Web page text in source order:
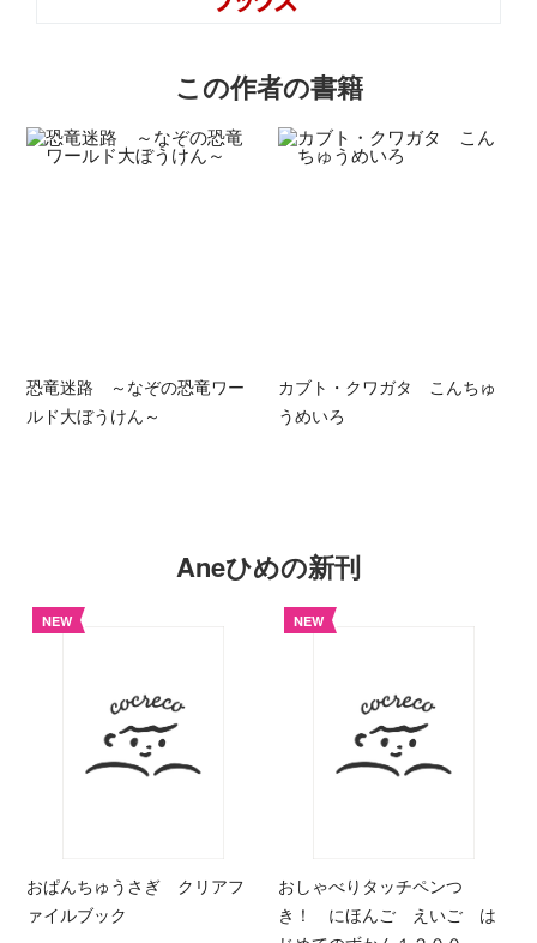
この作者の書籍
恐竜迷路 ～なぞの恐竜ワー
ルド大ぼうけん～
カブト・クワガタ こんちゅ
うめいろ
Aneひめの新刊
NEW
おぱんちゅうさぎ クリアフ
ァイルブック
NEW
おしゃべりタッチペンつ
き！ にほんご えいご は